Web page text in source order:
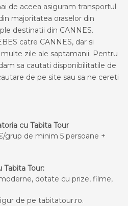
de aceea asiguram transportul
majoritatea oraselor din
destinatii din CANNES.
catre CANNES, dar si
zile ale saptamanii. Pentru
sa cautati disponibilitatile de
de pe site sau sa ne cereti
cu Tabita Tour
grup de minim 5 persoane +
Tour:
dotate cu prize, filme,
de pe tabitatour.ro.